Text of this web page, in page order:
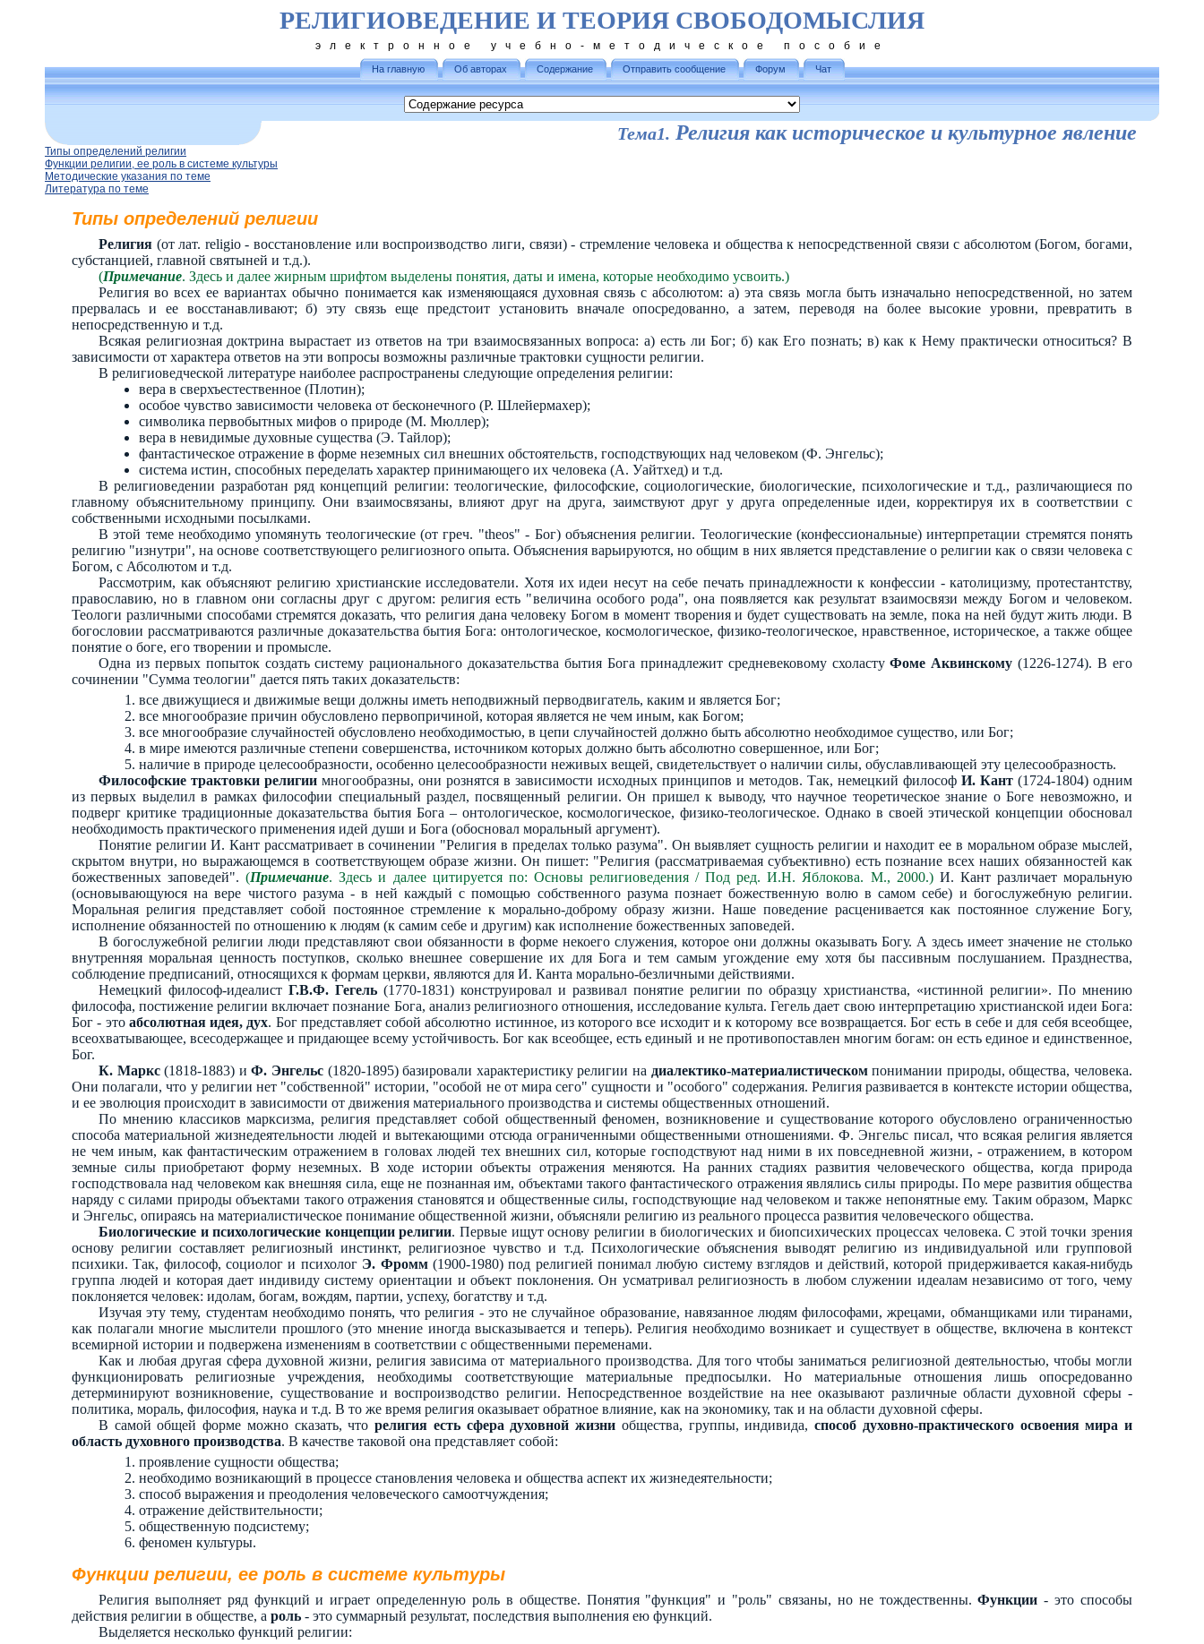
РЕЛИГИОВЕДЕНИЕ И ТЕОРИЯ СВОБОДОМЫСЛИЯ
электронное учебно-методическое пособие
На главную Об авторах Содержание Отправить сообщение Форум Чат
Тема1. Религия как историческое и культурное явление
Типы определений религии
Функции религии, ее роль в системе культуры
Методические указания по теме
Литература по теме
Типы определений религии
Религия (от лат. religio - восстановление или воспроизводство лиги, связи) - стремление человека и общества к непосредственной связи с абсолютом (Богом, богами,
субстанцией, главной святыней и т.д.).
(Примечание. Здесь и далее жирным шрифтом выделены понятия, даты и имена, которые необходимо усвоить.)
Религия во всех ее вариантах обычно понимается как изменяющаяся духовная связь с абсолютом: а) эта связь могла быть изначально непосредственной, но затем
прервалась и ее восстанавливают; б) эту связь еще предстоит установить вначале опосредованно, а затем, переводя на более высокие уровни, превратить в
непосредственную и т.д.
Всякая религиозная доктрина вырастает из ответов на три взаимосвязанных вопроса: а) есть ли Бог; б) как Его познать; в) как к Нему практически относиться? В
зависимости от характера ответов на эти вопросы возможны различные трактовки сущности религии.
В религиоведческой литературе наиболее распространены следующие определения религии:
вера в сверхъестественное (Плотин);
особое чувство зависимости человека от бесконечного (Р. Шлейермахер);
символика первобытных мифов о природе (М. Мюллер);
вера в невидимые духовные существа (Э. Тайлор);
фантастическое отражение в форме неземных сил внешних обстоятельств, господствующих над человеком (Ф. Энгельс);
система истин, способных переделать характер принимающего их человека (А. Уайтхед) и т.д.
В религиоведении разработан ряд концепций религии: теологические, философские, социологические, биологические, психологические и т.д., различающиеся по
главному объяснительному принципу. Они взаимосвязаны, влияют друг на друга, заимствуют друг у друга определенные идеи, корректируя их в соответствии с
собственными исходными посылками.
В этой теме необходимо упомянуть теологические (от греч. "theos" - Бог) объяснения религии. Теологические (конфессиональные) интерпретации стремятся понять
религию "изнутри", на основе соответствующего религиозного опыта. Объяснения варьируются, но общим в них является представление о религии как о связи человека с
Богом, с Абсолютом и т.д.
Рассмотрим, как объясняют религию христианские исследователи. Хотя их идеи несут на себе печать принадлежности к конфессии - католицизму, протестантству,
православию, но в главном они согласны друг с другом: религия есть "величина особого рода", она появляется как результат взаимосвязи между Богом и человеком.
Теологи различными способами стремятся доказать, что религия дана человеку Богом в момент творения и будет существовать на земле, пока на ней будут жить люди. В
богословии рассматриваются различные доказательства бытия Бога: онтологическое, космологическое, физико-теологическое, нравственное, историческое, а также общее
понятие о боге, его творении и промысле.
Одна из первых попыток создать систему рационального доказательства бытия Бога принадлежит средневековому схоластуФоме Аквинскому (1226-1274). В его
сочинении "Сумма теологии" дается пять таких доказательств:
все движущиеся и движимые вещи должны иметь неподвижный перводвигатель, каким и является Бог;
все многообразие причин обусловлено первопричиной, которая является не чем иным, как Богом;
все многообразие случайностей обусловлено необходимостью, в цепи случайностей должно быть абсолютно необходимое существо, или Бог;
в мире имеются различные степени совершенства, источником которых должно быть абсолютно совершенное, или Бог;
наличие в природе целесообразности, особенно целесообразности неживых вещей, свидетельствует о наличии силы, обуславливающей эту целесообразность.
Философские трактовки религии многообразны, они рознятся в зависимости исходных принципов и методов. Так, немецкий философ И. Кант (1724-1804) одним
из первых выделил в рамках философии специальный раздел, посвященный религии. Он пришел к выводу, что научное теоретическое знание о Боге невозможно, и
подверг критике традиционные доказательства бытия Бога – онтологическое, космологическое, физико-теологическое. Однако в своей этической концепции обосновал
необходимость практического применения идей души и Бога (обосновал моральный аргумент).
Понятие религии И. Кант рассматривает в сочинении "Религия в пределах только разума". Он выявляет сущность религии и находит ее в моральном образе мыслей,
скрытом внутри, но выражающемся в соответствующем образе жизни. Он пишет: "Религия (рассматриваемая субъективно) есть познание всех наших обязанностей как
божественных заповедей".(Примечание. Здесь и далее цитируется по: Основы религиоведения / Под ред. И.Н. Яблокова. М., 2000.)И. Кант различает моральную
(основывающуюся на вере чистого разума - в ней каждый с помощью собственного разума познает божественную волю в самом себе) и богослужебную религии.
Моральная религия представляет собой постоянное стремление к морально-доброму образу жизни. Наше поведение расценивается как постоянное служение Богу,
исполнение обязанностей по отношению к людям (к самим себе и другим) как исполнение божественных заповедей.
В богослужебной религии люди представляют свои обязанности в форме некоего служения, которое они должны оказывать Богу. А здесь имеет значение не столько
внутренняя моральная ценность поступков, сколько внешнее совершение их для Бога и тем самым угождение ему хотя бы пассивным послушанием. Празднества,
соблюдение предписаний, относящихся к формам церкви, являются для И. Канта морально-безличными действиями.
Немецкий философ-идеалист Г.В.Ф. Гегель (1770-1831) конструировал и развивал понятие религии по образцу христианства, «истинной религии». По мнению
философа, постижение религии включает познание Бога, анализ религиозного отношения, исследование культа. Гегель дает свою интерпретацию христианской идеи Бога:
Бог - это абсолютная идея, дух. Бог представляет собой абсолютно истинное, из которого все исходит и к которому все возвращается. Бог есть в себе и для себя всеобщее,
всеохватывающее, всесодержащее и придающее всему устойчивость. Бог как всеобщее, есть единый и не противопоставлен многим богам: он есть единое и единственное,
Бог.
К. Маркс(1818-1883) иФ. Энгельс (1820-1895) базировали характеристику религии на диалектико-материалистическомпонимании природы, общества, человека.
Они полагали, что у религии нет "собственной" истории, "особой не от мира сего" сущности и "особого" содержания. Религия развивается в контексте истории общества,
и ее эволюция происходит в зависимости от движения материального производства и системы общественных отношений.
По мнению классиков марксизма, религия представляет собой общественный феномен, возникновение и существование которого обусловлено ограниченностью
способа материальной жизнедеятельности людей и вытекающими отсюда ограниченными общественными отношениями. Ф. Энгельс писал, что всякая религия является
не чем иным, как фантастическим отражением в головах людей тех внешних сил, которые господствуют над ними в их повседневной жизни, - отражением, в котором
земные силы приобретают форму неземных. В ходе истории объекты отражения меняются. На ранних стадиях развития человеческого общества, когда природа
господствовала над человеком как внешняя сила, еще не познанная им, объектами такого фантастического отражения являлись силы природы. По мере развития общества
наряду с силами природы объектами такого отражения становятся и общественные силы, господствующие над человеком и также непонятные ему. Таким образом, Маркс
и Энгельс, опираясь на материалистическое понимание общественной жизни, объясняли религию из реального процесса развития человеческого общества.
Биологические и психологические концепции религии. Первые ищут основу религии в биологических и биопсихических процессах человека. С этой точки зрения
основу религии составляет религиозный инстинкт, религиозное чувство и т.д. Психологические объяснения выводят религию из индивидуальной или групповой
психики. Так, философ, социолог и психолог Э. Фромм(1900-1980) под религией понимал любую систему взглядов и действий, которой придерживается какая-нибудь
группа людей и которая дает индивиду систему ориентации и объект поклонения. Он усматривал религиозность в любом служении идеалам независимо от того, чему
поклоняется человек: идолам, богам, вождям, партии, успеху, богатству и т.д.
Изучая эту тему, студентам необходимо понять, что религия - это не случайное образование, навязанное людям философами, жрецами, обманщиками или тиранами,
как полагали многие мыслители прошлого (это мнение иногда высказывается и теперь). Религия необходимо возникает и существует в обществе, включена в контекст
всемирной истории и подвержена изменениям в соответствии с общественными переменами.
Как и любая другая сфера духовной жизни, религия зависима от материального производства. Для того чтобы заниматься религиозной деятельностью, чтобы могли
функционировать религиозные учреждения, необходимы соответствующие материальные предпосылки. Но материальные отношения лишь опосредованно
детерминируют возникновение, существование и воспроизводство религии. Непосредственное воздействие на нее оказывают различные области духовной сферы -
политика, мораль, философия, наука и т.д. В то же время религия оказывает обратное влияние, как на экономику, так и на области духовной сферы.
В самой общей форме можно сказать, чторелигия есть сфера духовной жизни общества, группы, индивида,способ духовно-практического освоения мира и
область духовного производства. В качестве таковой она представляет собой:
проявление сущности общества;
необходимо возникающий в процессе становления человека и общества аспект их жизнедеятельности;
способ выражения и преодоления человеческого самоотчуждения;
отражение действительности;
общественную подсистему;
феномен культуры.
Функции религии, ее роль в системе культуры
Религия выполняет ряд функций и играет определенную роль в обществе. Понятия "функция" и "роль" связаны, но не тождественны.Функции - это способы
действия религии в обществе, а роль - это суммарный результат, последствия выполнения ею функций.
Выделяется несколько функций религии: